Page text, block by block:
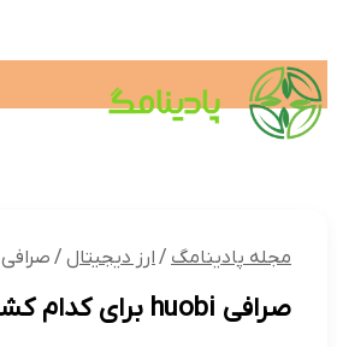
مجله پادینامگ /ارز دیجیتال / صرافی huobi برای کدام کشور است
صرافی huobi برای کدام کشور است